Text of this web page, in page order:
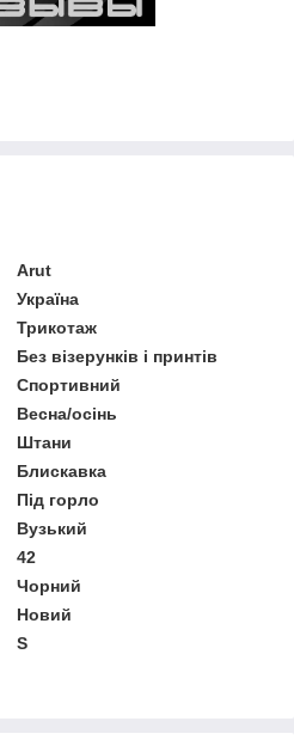
Arut
Україна
Трикотаж
Без візерунків і принтів
Спортивний
Весна/осінь
Штани
Блискавка
Під горло
Вузький
42
Чорний
Новий
S